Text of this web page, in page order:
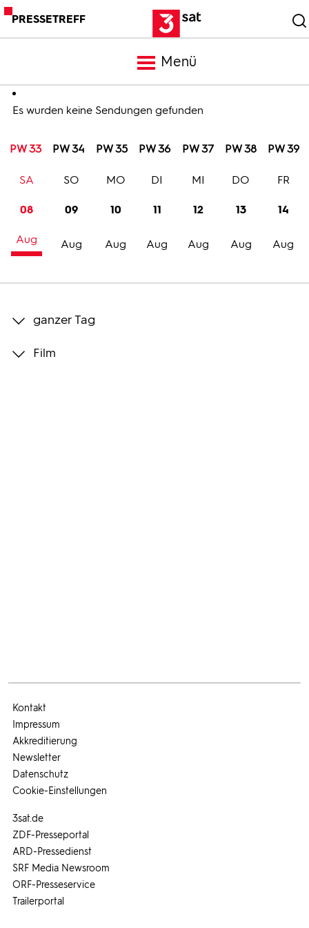
PRESSETREFF
Menü
Meldungen
Programm
Trailer
Bilder
Es wurden keine Sendungen gefunden
PW 33 PW 34 PW 35 PW 36 PW 37 PW 38 PW 39
08
Aug
SA
09
Aug
SO
10
Aug
MO
11
Aug
DI
12
Aug
MI
13
Aug
DO
14
Aug
FR
ganzer Tag
Film
3sat.de
ZDF-Presseportal
ARD-Pressedienst
SRF Media Newsroom
ORF-Presseservice
Trailerportal
Kontakt
Impressum
Akkreditierung
Newsletter
Datenschutz
Cookie-Einstellungen